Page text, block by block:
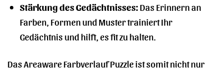
Stärkung des Gedächtnisses:Das Erinnern an
Farben, Formen und Muster trainiert Ihr
Gedächtnis und hilft, es fit zu halten.
Das Areaware Farbverlauf Puzzle ist somit nicht nur